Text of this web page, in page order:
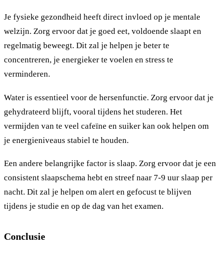
Je fysieke gezondheid heeft direct invloed op je mentale
welzijn. Zorg ervoor dat je goed eet, voldoende slaapt en
regelmatig beweegt. Dit zal je helpen je beter te
concentreren, je energieker te voelen en stress te
verminderen.
Water is essentieel voor de hersenfunctie. Zorg ervoor dat je
gehydrateerd blijft, vooral tijdens het studeren. Het
vermijden van te veel cafeïne en suiker kan ook helpen om
je energieniveaus stabiel te houden.
Een andere belangrijke factor is slaap. Zorg ervoor dat je een
consistent slaapschema hebt en streef naar 7-9 uur slaap per
nacht. Dit zal je helpen om alert en gefocust te blijven
tijdens je studie en op de dag van het examen.
Conclusie